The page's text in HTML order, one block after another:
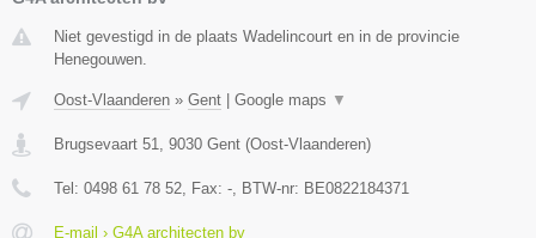
Niet gevestigd in de plaats Wadelincourt en in de provincie
Henegouwen.
Oost-Vlaanderen » Gent Google maps ▼
Brugsevaart 51 9030 Gent (Oost-Vlaanderen)
Tel: 0498 61 78 52 , Fax: - , BTW-nr: BE0822184371
E-mail › G4A architecten bv